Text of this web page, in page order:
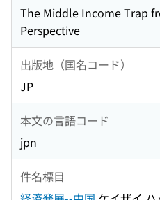
The Middle Income Trap
Perspective
出版地（国名コード）
JP
本文の言語コード
jpn
件名標目